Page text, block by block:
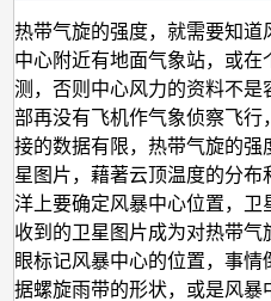
察
和
预
测
热
带
气
旋？
热带气旋的强度，就需要知
中心附近有地面气象站，或
测，否则中心风力的资料不是
部再没有飞机作气象侦察飞
接的数据有限，热带气旋的
星图片，藉著云顶温度的分布
洋上要确定风暴中心位置，卫
收到的卫星图片成为对热带气
眼标记风暴中心的位置，事情
据螺旋雨带的形状，或是风